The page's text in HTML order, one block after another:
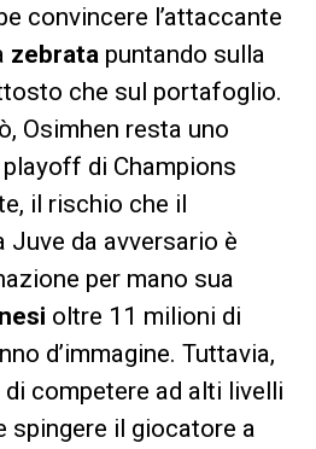
convincere l’attaccante
zebrata puntando sulla
che sul portafoglio.
Osimhen resta uno
di Champions
il rischio che il
Juve da avversario è
per mano sua
oltre 11 milioni di
d’immagine. Tuttavia,
di competere ad alti livelli
spingere il giocatore a